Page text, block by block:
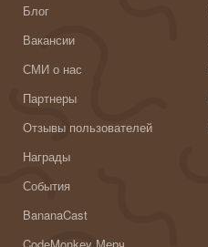
Блог
Вакансии
СМИ о нас
Партнеры
Отзывы пользователей
Награды
События
BananaCast
CodeMonkey Мерч